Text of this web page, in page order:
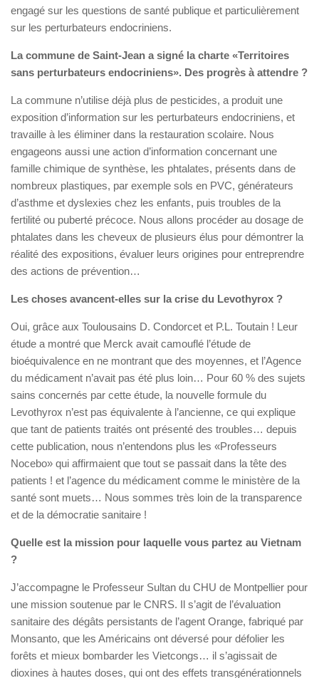
engagé sur les questions de santé publique et particulièrement
sur les perturbateurs endocriniens.
La commune de Saint-Jean a signé la charte «Territoires
sans perturbateurs endocriniens». Des progrès à attendre ?
La commune n’utilise déjà plus de pesticides, a produit une
exposition d’information sur les perturbateurs endocriniens, et
travaille à les éliminer dans la restauration scolaire. Nous
engageons aussi une action d’information concernant une
famille chimique de synthèse, les phtalates, présents dans de
nombreux plastiques, par exemple sols en PVC, générateurs
d’asthme et dyslexies chez les enfants, puis troubles de la
fertilité ou puberté précoce. Nous allons procéder au dosage de
phtalates dans les cheveux de plusieurs élus pour démontrer la
réalité des expositions, évaluer leurs origines pour entreprendre
des actions de prévention…
Les choses avancent-elles sur la crise du Levothyrox ?
Oui, grâce aux Toulousains D. Condorcet et P.L. Toutain ! Leur
étude a montré que Merck avait camouflé l’étude de
bioéquivalence en ne montrant que des moyennes, et l’Agence
du médicament n’avait pas été plus loin… Pour 60 % des sujets
sains concernés par cette étude, la nouvelle formule du
Levothyrox n’est pas équivalente à l’ancienne, ce qui explique
que tant de patients traités ont présenté des troubles… depuis
cette publication, nous n’entendons plus les «Professeurs
Nocebo» qui affirmaient que tout se passait dans la tête des
patients ! et l’agence du médicament comme le ministère de la
santé sont muets… Nous sommes très loin de la transparence
et de la démocratie sanitaire !
Quelle est la mission pour laquelle vous partez au Vietnam
?
J’accompagne le Professeur Sultan du CHU de Montpellier pour
une mission soutenue par le CNRS. Il s’agit de l’évaluation
sanitaire des dégâts persistants de l’agent Orange, fabriqué par
Monsanto, que les Américains ont déversé pour défolier les
forêts et mieux bombarder les Vietcongs… il s’agissait de
dioxines à hautes doses, qui ont des effets transgénérationnels